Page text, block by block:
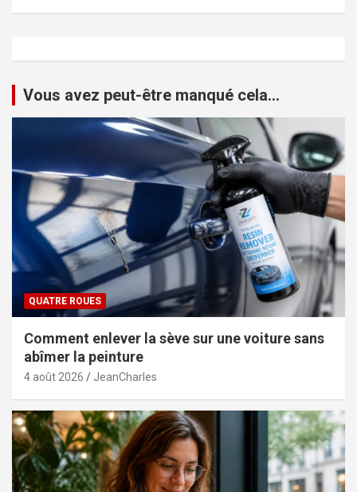
Vous avez peut-être manqué cela...
QUATRE ROUES
Comment enlever la sève sur une voiture sans
abîmer la peinture
4 août 2026 JeanCharles